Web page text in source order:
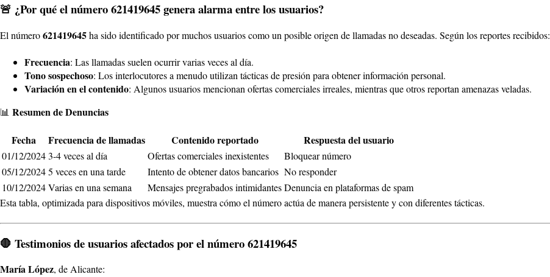
🚨 ¿Por qué el número 621419645 genera alarma entre los usuarios?
El número621419645ha sido identificado por muchos usuarios como un posible origen de llamadas no deseadas. Según los reportes recibidos:
Frecuencia: Las llamadas suelen ocurrir varias veces al día.
Tono sospechoso: Los interlocutores a menudo utilizan tácticas de presión para obtener información personal.
Variación en el contenido: Algunos usuarios mencionan ofertas comerciales irreales, mientras que otros reportan amenazas veladas.
📊 Resumen de Denuncias
Fecha Frecuencia de llamadas Contenido reportado Respuesta del usuario
01/12/20243-4 veces al día Ofertas comerciales inexistentes
Bloquear número
05/12/20245 veces en una tarde Intento de obtener datos bancarios No responder
10/12/2024Varias en una semana Mensajes pregrabados intimidantesDenuncia en plataformas de spam
Esta tabla, optimizada para dispositivos móviles, muestra cómo el número actúa de manera persistente y con diferentes tácticas.
🛑 Testimonios de usuarios afectados por el número 621419645
María López, de Alicante: